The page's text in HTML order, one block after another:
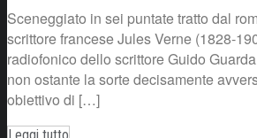
Sceneggiato in sei puntate tratto dal
scrittore francese Jules Verne (1828-
radiofonico dello scrittore Guido
non ostante la sorte decisamente
obiettivo di […]